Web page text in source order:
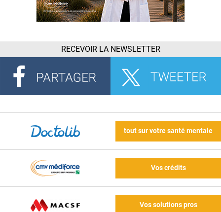
RECEVOIR LA NEWSLETTER
tout sur votre santé mentale
Vos crédits
Vos solutions pros